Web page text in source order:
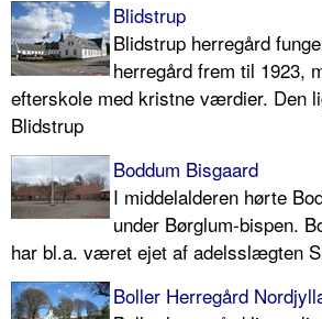
Blidstrup
Blidstrup herregård
herregård frem til 1923,
efterskole med kristne værdier. Den
Blidstrup
Boddum Bisgaard
I middelalderen hørte
under Børglum-bispen.
har bl.a. været ejet af adelsslægten
Boller Herregård